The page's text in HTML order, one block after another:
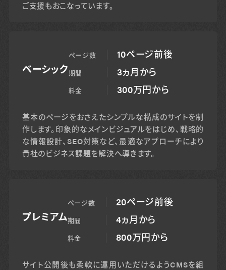
ご支援もおこなっています。
ベーシック
ページ数 10ページ前後
期間 3ヵ月から
料金 300万円から
基本のページをおさえたシンプルな構成のサイトを制
作します。印象的なメインビジュアルをはじめ、戦略的
な情報設計、SEO対策など、最適なアプローチにより
貴社のビジネス課題を解決へ導きます。
プレミアム
ページ数 20ページ前後
期間 4ヵ月から
料金 800万円から
サイト公開後も柔軟に運用いただけるようCMSを組